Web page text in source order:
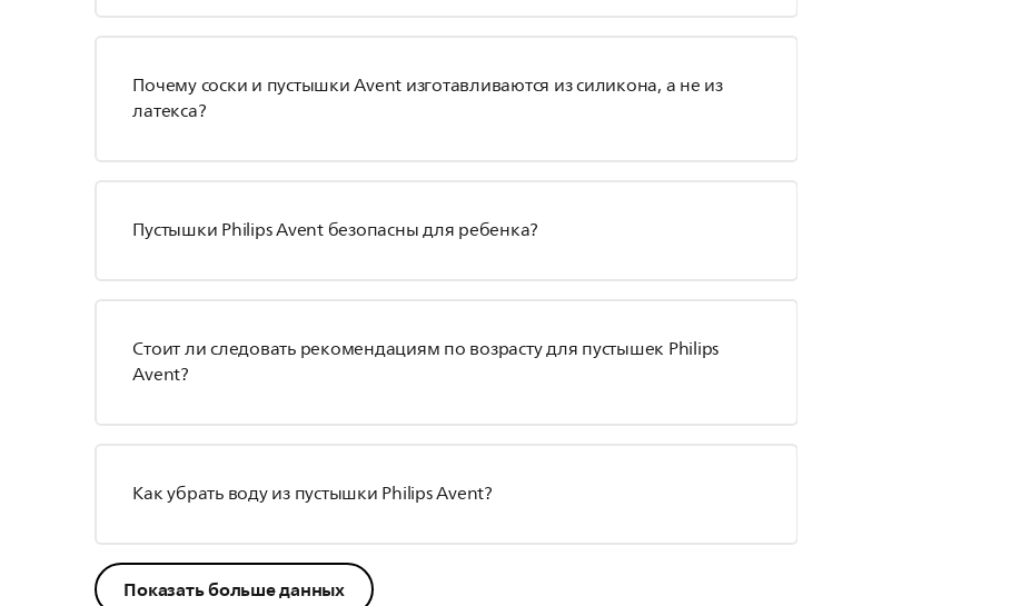
Почему соски и пустышки Avent изготавливаются из силикона, а не из
латекса?
Пустышки Philips Avent безопасны для ребенка?
Стоит ли следовать рекомендациям по возрасту для пустышек Philips
Avent?
Как убрать воду из пустышки Philips Avent?
Показать больше данных